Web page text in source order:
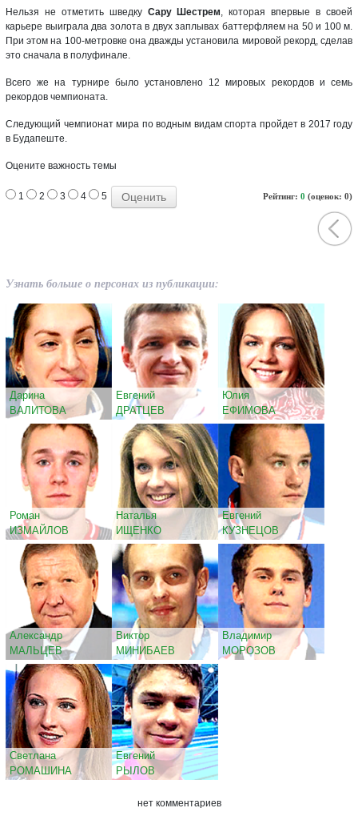
Нельзя не отметить шведку Сару Шестрем, которая впервые в своей
карьере выиграла два золота в двух заплывах баттерфляем на 50 и 100 м.
При этом на 100-метровке она дважды установила мировой рекорд, сделав
это сначала в полуфинале.
Всего же на турнире было установлено 12 мировых рекордов и семь
рекордов чемпионата.
Следующий чемпионат мира по водным видам спорта пройдет в 2017 году
в Будапеште.
Оцените важность темы
Рейтинг: 0 (оценок: 0)
1 2 3 4 5
Узнать больше о персонах из публикации:
Дарина
ВАЛИТОВА
Евгений
ДРАТЦЕВ
Юлия
ЕФИМОВА
Роман
ИЗМАЙЛОВ
Наталья
ИЩЕНКО
Евгений
КУЗНЕЦОВ
Александр
МАЛЬЦЕВ
Виктор
МИНИБАЕВ
Владимир
МОРОЗОВ
Светлана
РОМАШИНА
Евгений
РЫЛОВ
нет комментариев